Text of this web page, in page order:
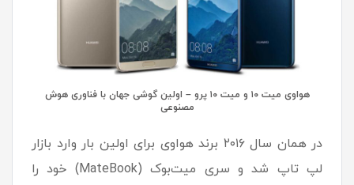
هواوی میت ۱۰ و میت ۱۰ پرو – اولین گوشی جهان با فناوری هوش
مصنوعی
در همان سال ۲۰۱۶ برند هواوی برای اولین بار وارد بازار
لپ تاپ شد و سری میت‌بوک (MateBook) خود را